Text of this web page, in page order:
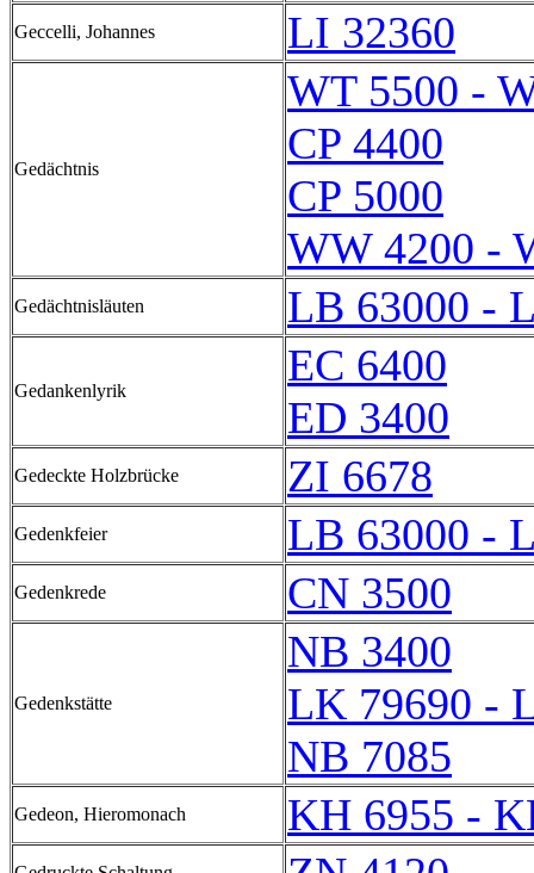
Geccelli, Johannes LI 32360
Gedächtnis
WT 5500 -
CP 4400
CP 5000
WW 4200 -
Gedächtnisläuten LB 63000 -
Gedankenlyrik
EC 6400
ED 3400
Gedeckte Holzbrücke ZI 6678
Gedenkfeier LB 63000 -
Gedenkrede CN 3500
Gedenkstätte
NB 3400
LK 79690 -
NB 7085
Gedeon, Hieromonach KH 6955 -